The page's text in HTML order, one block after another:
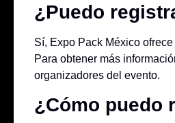
¿Puedo
Sí, Expo Pack México ofrece
Para obtener más
organizadores del evento.
¿Cómo puedo